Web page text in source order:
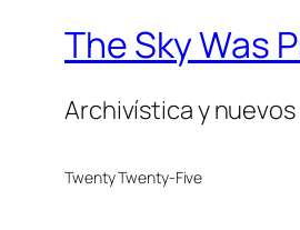
The Sky Was
Archivística y
Twenty Twenty-Five